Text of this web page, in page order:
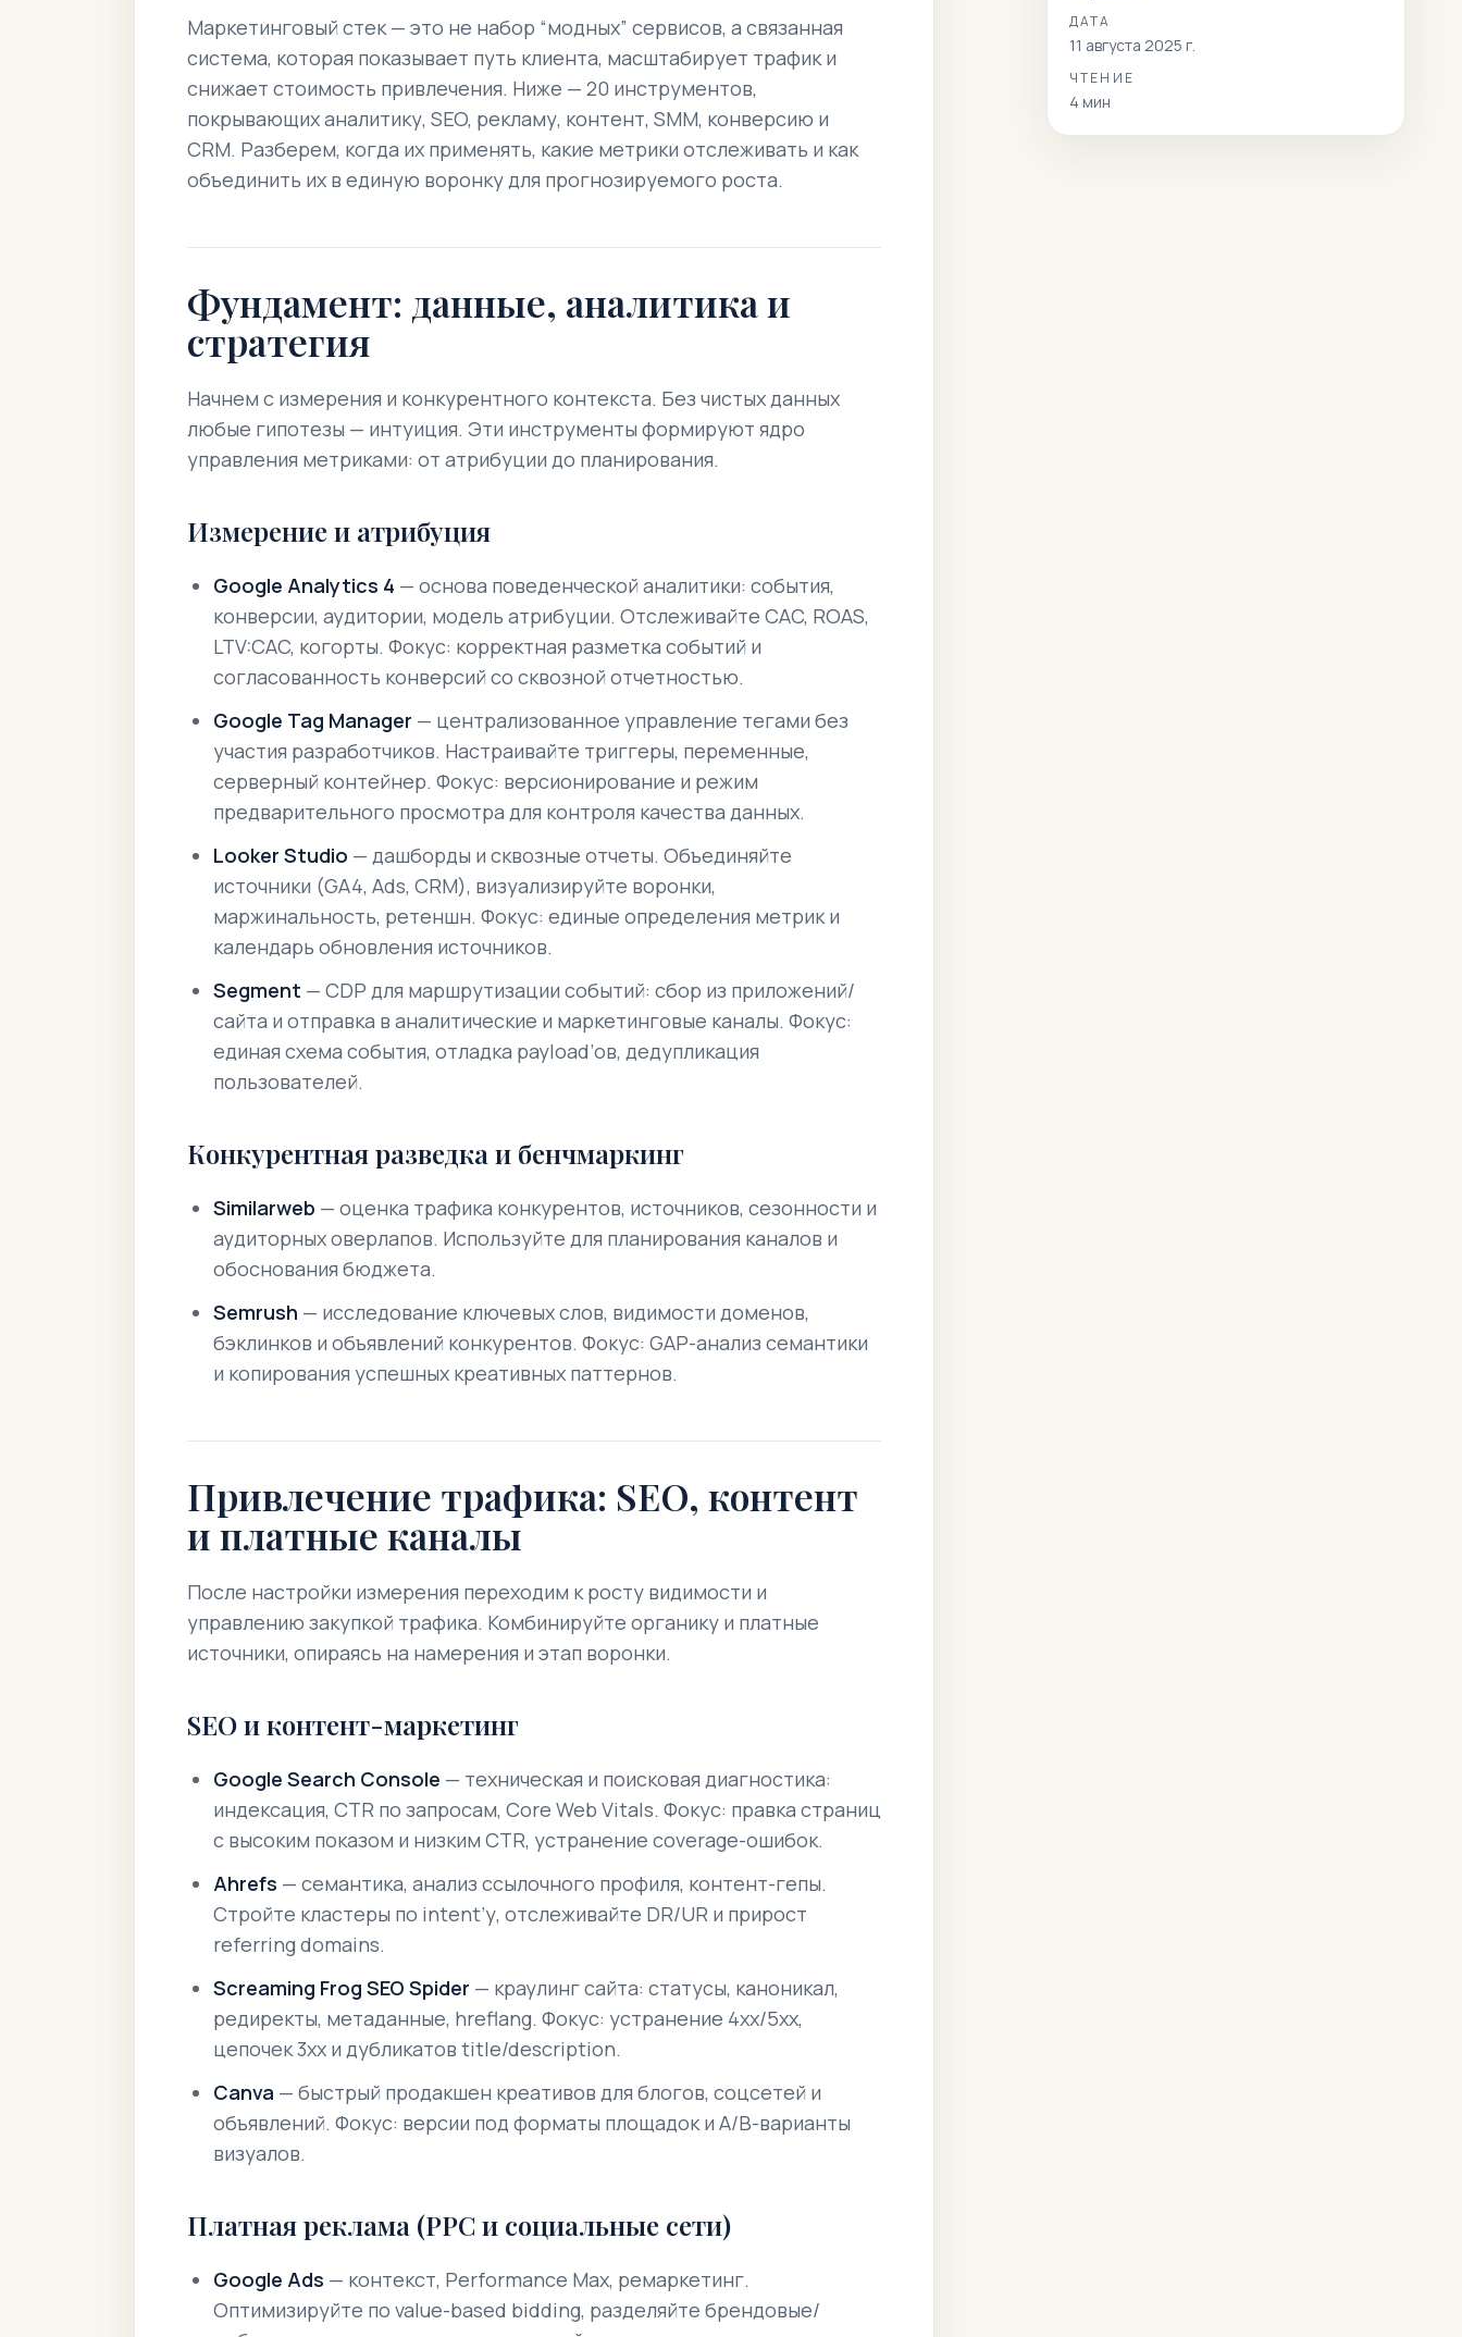
Маркетинговый стек — это не набор “модных” сервисов, а связанная
система, которая показывает путь клиента, масштабирует трафик и
снижает стоимость привлечения. Ниже — 20 инструментов,
покрывающих аналитику, SEO, рекламу, контент, SMM, конверсию и
CRM. Разберем, когда их применять, какие метрики отслеживать и как
объединить их в единую воронку для прогнозируемого роста.
Фундамент: данные, аналитика и
стратегия
Начнем с измерения и конкурентного контекста. Без чистых данных
любые гипотезы — интуиция. Эти инструменты формируют ядро
управления метриками: от атрибуции до планирования.
Измерение и атрибуция
Google Analytics 4 — основа поведенческой аналитики: события,
конверсии, аудитории, модель атрибуции. Отслеживайте CAC, ROAS,
LTV:CAC, когорты. Фокус: корректная разметка событий и
согласованность конверсий со сквозной отчетностью.
Google Tag Manager — централизованное управление тегами без
участия разработчиков. Настраивайте триггеры, переменные,
серверный контейнер. Фокус: версионирование и режим
предварительного просмотра для контроля качества данных.
Looker Studio — дашборды и сквозные отчеты. Объединяйте
источники (GA4, Ads, CRM), визуализируйте воронки,
маржинальность, ретеншн. Фокус: единые определения метрик и
календарь обновления источников.
Segment — CDP для маршрутизации событий: сбор из приложений/
сайта и отправка в аналитические и маркетинговые каналы. Фокус:
единая схема события, отладка payload’ов, дедупликация
пользователей.
Конкурентная разведка и бенчмаркинг
Similarweb — оценка трафика конкурентов, источников, сезонности и
аудиторных оверлапов. Используйте для планирования каналов и
обоснования бюджета.
Semrush — исследование ключевых слов, видимости доменов,
бэклинков и объявлений конкурентов. Фокус: GAP-анализ семантики
и копирования успешных креативных паттернов.
Привлечение трафика: SEO, контент
и платные каналы
После настройки измерения переходим к росту видимости и
управлению закупкой трафика. Комбинируйте органику и платные
источники, опираясь на намерения и этап воронки.
SEO и контент-маркетинг
Google Search Console — техническая и поисковая диагностика:
индексация, CTR по запросам, Core Web Vitals. Фокус: правка страниц
с высоким показом и низким CTR, устранение coverage-ошибок.
Ahrefs — семантика, анализ ссылочного профиля, контент-гепы.
Стройте кластеры по intent’у, отслеживайте DR/UR и прирост
referring domains.
Screaming Frog SEO Spider — краулинг сайта: статусы, каноникал,
редиректы, метаданные, hreflang. Фокус: устранение 4xx/5xx,
цепочек 3xx и дубликатов title/description.
Canva — быстрый продакшен креативов для блогов, соцсетей и
объявлений. Фокус: версии под форматы площадок и A/B-варианты
визуалов.
Платная реклама (PPC и социальные сети)
Google Ads — контекст, Performance Max, ремаркетинг.
Оптимизируйте по value-based bidding, разделяйте брендовые/
ДАТА
11 августа 2025 г.
ЧТЕНИЕ
4 мин